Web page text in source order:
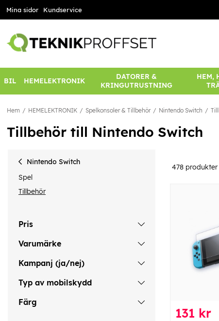
Mina sidor Kundservice
BIL HEMELEKTRONIK
DATORER &
KRINGUTRUSTNING
HEM,
Hem HEMELEKTRONIK Spelkonsoler & Tillbehör Nintendo Switch
Tillbehör till Nintendo Switch
Nintendo Switch
Spel
Tillbehör
Pris
Varumärke
Kampanj (ja/nej)
Typ av mobilskydd
Färg
478 produkter
131 kr